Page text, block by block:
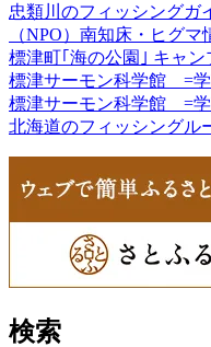
忠類川のフィッシングガ
（NPO）南知床・ヒグマ
標津町｢海の公園｣ キャン
標津サーモン科学館 =
標津サーモン科学館 =学
北海道のフィッシングル
検索